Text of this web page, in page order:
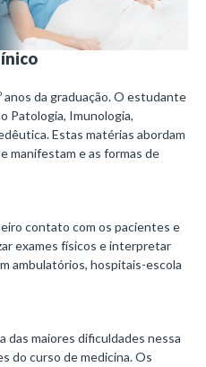
anos da graduação. O estudante
Patologia, Imunologia,
Estas matérias abordam
manifestam e as formas de
contato com os pacientes e
exames físicos e interpretar
ambulatórios, hospitais-escola
maiores dificuldades nessa
do curso de medicina. Os